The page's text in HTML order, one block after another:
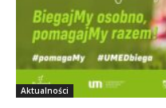
Aktualności